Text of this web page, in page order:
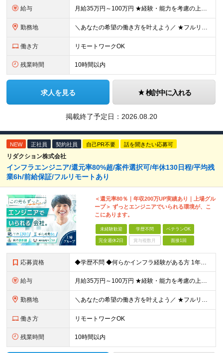
給与 月給35万円～100万円 ★経験・能力を考慮の上、決定 ★前職給与を100％保証 ★案件内容の開示・明確な評価制度 ※上記金額には30時間分・6万6500円以上の固定残業代が含まれています ※超過
勤務地 ＼あなたの希望の働き方を叶えよう／ ★フルリモート・リモートワークOK ★希望を考慮します ★転居を伴う転勤は無し 本社：東京都豊島区高田2丁目17-22 目白中野ビル 5階 大阪：大阪府大阪市西区
働き方 リモートワークOK
残業時間 10時間以内
求人を見る 検討中に入れる
掲載終了予定日： 2026.08.20
NEW 正社員 契約社員 自己PR不要 話を聞きたい応募可
リダクション株式会社
インフラエンジニア/還元率80%超/案件選択可/年休130日程/平均残
業6h/前給保証/フルリモートあり
＜還元率80％｜年収200万UP実績あり｜上場グル
ープ＞ ずっとエンジニアでいられる環境が、こ
こにあります。
未経験歓迎 学歴不問 ベテランOK
完全週休2日 賞与複数月 面接1回
応募資格 ◆学歴不問 ◆何らかインフラ経験がある方 1年未満のご経験でも歓迎！ ◆経験年数・担当フェーズ・言語不問 ＼こんな方もぜひご応募ください！／ ・IT業界で何らかの実務経験をお持ちの方 ・第二新卒の方
給与 月給35万円～100万円 ★経験・能力を考慮の上、決定 ★前職給与を100％保証 ★案件内容の開示・明確な評価制度 ※上記金額には30時間分・6万6500円以上の固定残業代が含まれています ※超過
勤務地 ＼あなたの希望の働き方を叶えよう／ ★フルリモート・リモートワークOK ★希望を考慮します ★転居を伴う転勤は無し 本社：東京都豊島区高田2丁目17-22 目白中野ビル 5階 大阪：大阪府大阪市西区
働き方 リモートワークOK
残業時間 10時間以内